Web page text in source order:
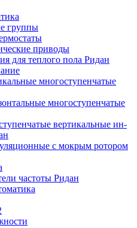
группы
приводы
для теплого пола Ридан
многоступенчатые
многоступенчатые
вертикальные ин-
с мокрым ротором
частоты Ридан